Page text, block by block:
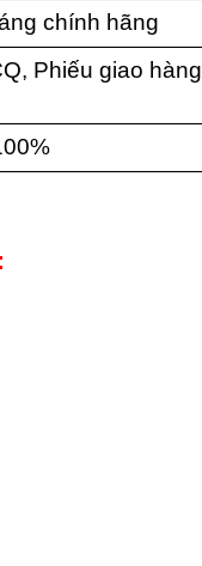
chính hãng
Phiếu giao